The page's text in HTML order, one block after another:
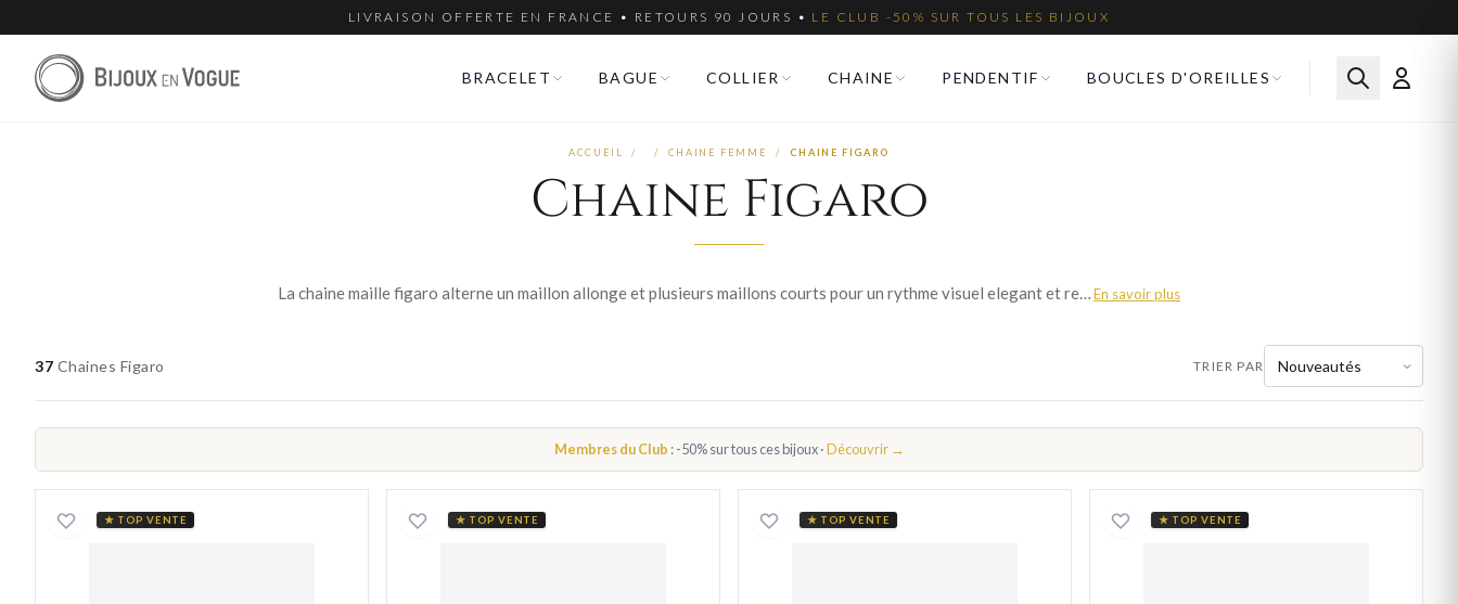
LIVRAISON OFFERTE EN FRANCE • RETOURS 90 JOURS • LE CLUB -50% SUR TOUS LES BIJOUX
BRACELET BAGUE COLLIER CHAINE PENDENTIF BOUCLES D'OREILLES
ACCUEIL / / CHAINE FEMME / CHAINE FIGARO
Chaine Figaro
La chaine maille figaro alterne un maillon allonge et plusieurs maillons courts pour un rythme visuel elegant et reconnaissable. Bijoux en Vogue la propose en or jaune, or blanc, argent 925 et plaque or, dans des largeurs fines a moyennes. Ce classique italien de la joaillerie apporte du caractere au decollete. Fabrication francaise soignee, livraison offerte en France.En savoir plus
37 Chaines Figaro TRIER PAR
Membres du Club : -50% sur tous ces bijoux ·Découvrir →
★ TOP VENTE ★ TOP VENTE ★ TOP VENTE ★ TOP VENTE